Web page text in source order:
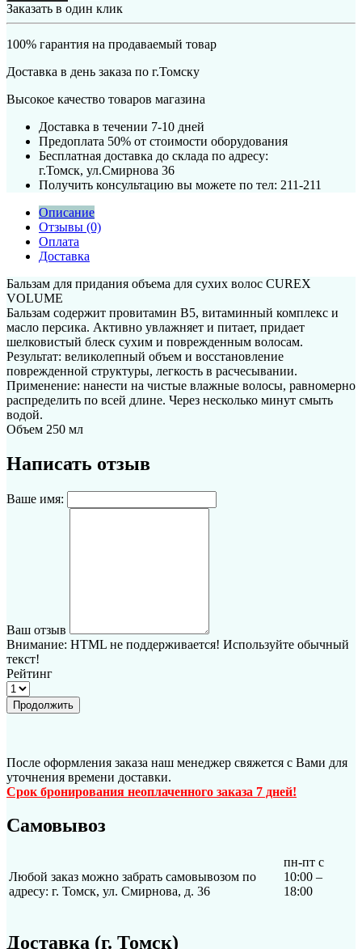
Заказать в один клик
100% гарантия на продаваемый товар
Доставка в день заказа по г.Томску
Высокое качество товаров магазина
Доставка в течении 7-10 дней
Предоплата 50% от стоимости оборудования
Бесплатная доставка до склада по адресу:
г.Томск, ул.Смирнова 36
Получить консультацию вы можете по тел: 211-211
Описание
Отзывы (0)
Оплата
Доставка
Бальзам для придания объема для сухих волос CUREX
VOLUME
Бальзам содержит провитамин В5, витаминный комплекс и
масло персика. Активно увлажняет и питает, придает
шелковистый блеск сухим и поврежденным волосам.
Результат: великолепный объем и восстановление
поврежденной структуры, легкость в расчесывании.
Применение: нанести на чистые влажные волосы, равномерно
распределить по всей длине. Через несколько минут смыть
водой.
Объем 250 мл
Написать отзыв
Ваше имя:
Ваш отзыв
Внимание: HTML не поддерживается! Используйте обычный
текст!
Рейтинг
Продолжить
После оформления заказа наш менеджер свяжется с Вами для
уточнения времени доставки.
Срок бронирования неоплаченного заказа 7 дней!
Самовывоз
Любой заказ можно забрать самовывозом по
адресу: г. Томск, ул. Смирнова, д. 36
пн-пт с
10:00 –
18:00
Доставка (г. Томск)